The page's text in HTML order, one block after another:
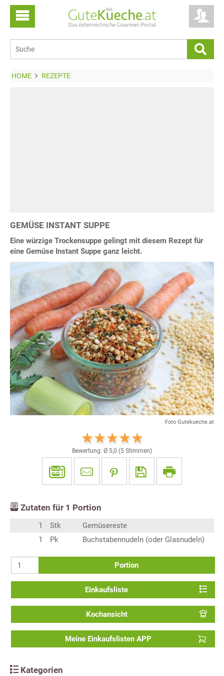
HOME REZEPTE
GEMÜSE INSTANT SUPPE
Eine würzige Trockensuppe gelingt mit diesem Rezept für
eine Gemüse Instant Suppe ganz leicht.
Foto Gutekueche.at
Bewertung: Ø 5,0 (5 Stimmen)
Zutaten für 1 Portion
1 Stk
Gemüsereste
1
Pk Buchstabennudeln (oder Glasnudeln)
Portion
Einkaufsliste
Kochansicht
Meine Einkaufslisten APP
Kategorien